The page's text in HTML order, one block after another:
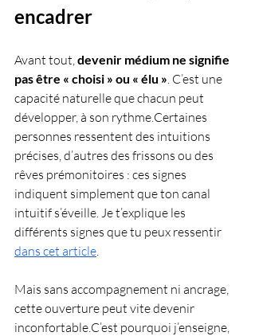
encadrer
Avant tout, devenir médium ne signifie
pas être « choisi » ou « élu » . C’est une
capacité naturelle que chacun peut
développer, à son rythme.Certaines
personnes ressentent des intuitions
précises, d’autres des frissons ou des
rêves prémonitoires : ces signes
indiquent simplement que ton canal
intuitif s’éveille. Je t’explique les
différents signes que tu peux ressentir
dans cet article
Mais sans accompagnement ni ancrage,
cette ouverture peut vite devenir
inconfortable.C’est pourquoi j’enseigne,